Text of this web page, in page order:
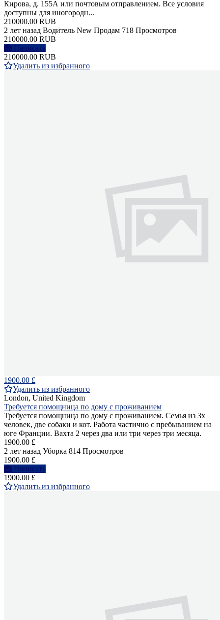
Кирова, д. 155А или почтовым отправлением. Все условия
доступны для иногородн...
210000.00 RUB
2 лет назад Водитель New Продам 718 Просмотров
210000.00 RUB
Написать
210000.00 RUB
Удалить из избранного
1900.00 £
Удалить из избранного
London, United Kingdom
Требуется помощница по дому с проживанием
Требуется помощница по дому с проживанием. Семья из 3х
человек, две собаки и кот. Работа частично с пребыванием на
юге Франции. Вахта 2 через два или три через три месяца.
1900.00 £
2 лет назад Уборка 814 Просмотров
1900.00 £
Написать
1900.00 £
Удалить из избранного